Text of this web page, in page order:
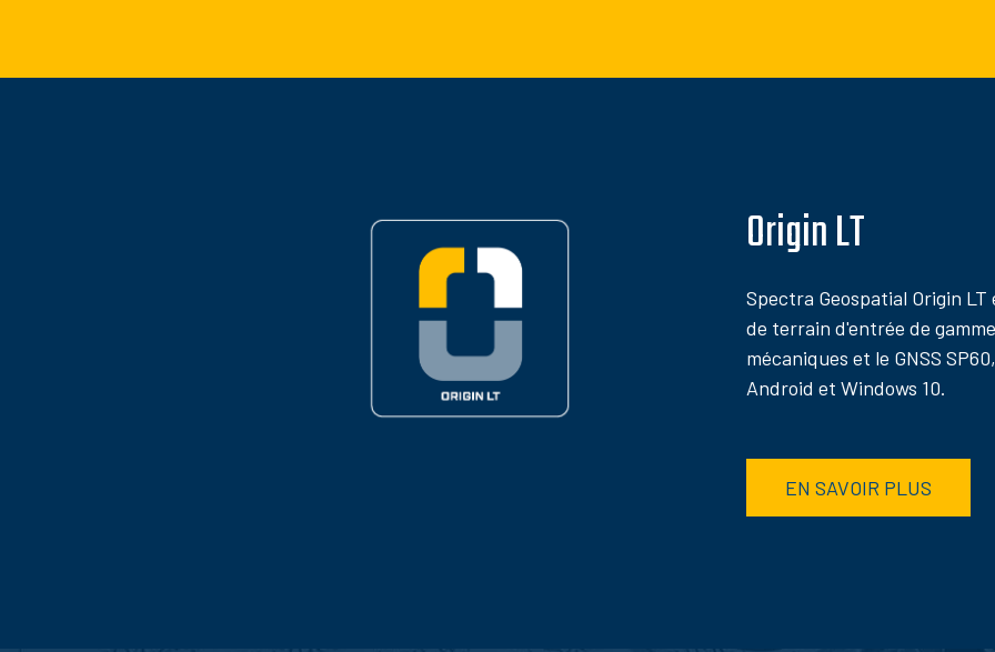
Origin LT
Spectra Geospatial Origin
de terrain d'entrée de
mécaniques et le GNSS
Android et Windows 10.
EN SAVOIR PLUS